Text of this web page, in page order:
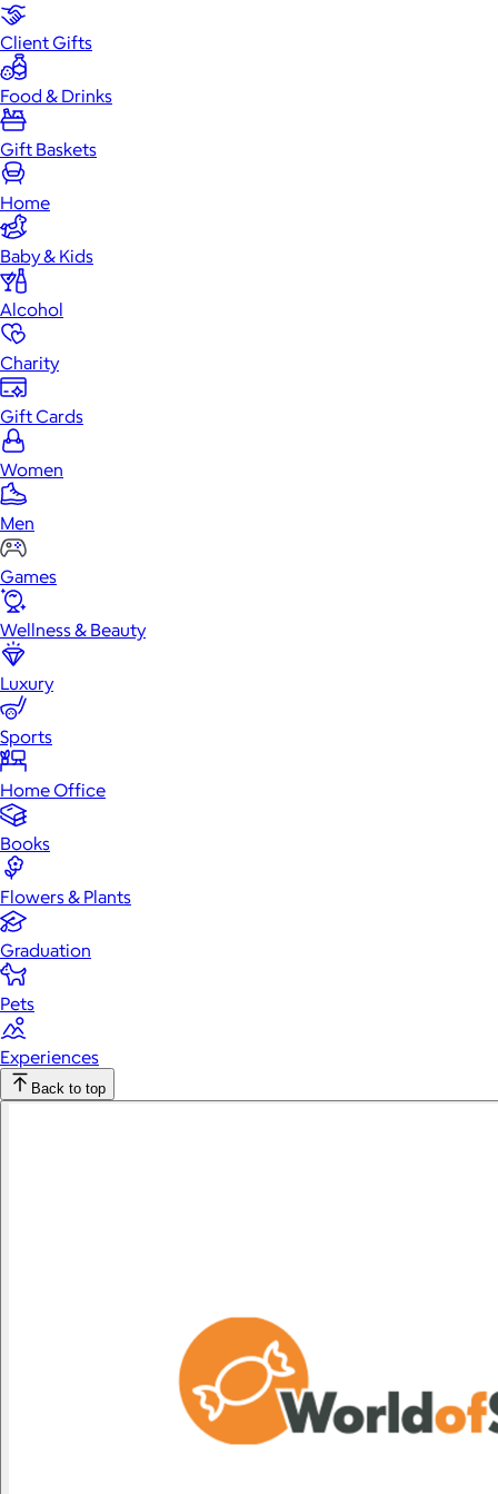
Client Gifts
Food & Drinks
Gift Baskets
Home
Baby & Kids
Alcohol
Charity
Gift Cards
Women
Men
Games
Wellness & Beauty
Luxury
Sports
Home Office
Books
Flowers & Plants
Graduation
Pets
Experiences
Back to top